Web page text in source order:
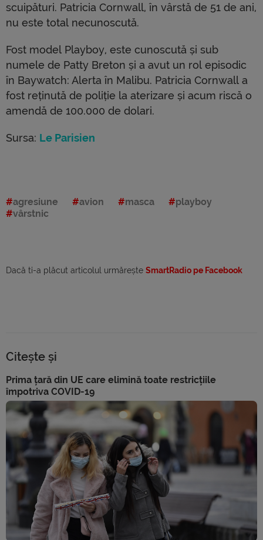
scuipături. Patricia Cornwall, în vârstă de 51 de ani,
nu este total necunoscută.
Fost model Playboy, este cunoscută și sub
numele de Patty Breton și a avut un rol episodic
în Baywatch: Alerta în Malibu. Patricia Cornwall a
fost reținută de poliție la aterizare și acum riscă o
amendă de 100.000 de dolari.
Sursa: Le Parisien
agresiune avion masca
playboy
vârstnic
Dacă ti-a plăcut articolul urmărește SmartRadio pe Facebook
Citește și
Prima țară din UE care elimină toate restricțiile
împotriva COVID-19